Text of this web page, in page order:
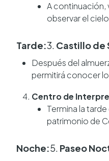
A continuación,
observar el
Tarde:3. Castillo de
Después del
permitirá conocer
Centro de
Termina la tarde
patrimonio de
Noche:5. Paseo